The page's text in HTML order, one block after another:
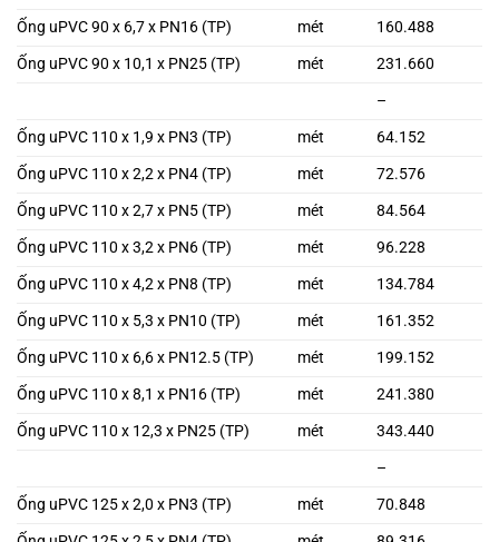
Ống uPVC 90 x 6,7 x PN16 (TP) mét 160.488
Ống uPVC 90 x 10,1 x PN25 (TP) mét 231.660
–
Ống uPVC 110 x 1,9 x PN3 (TP) mét 64.152
Ống uPVC 110 x 2,2 x PN4 (TP) mét 72.576
Ống uPVC 110 x 2,7 x PN5 (TP) mét 84.564
Ống uPVC 110 x 3,2 x PN6 (TP) mét 96.228
Ống uPVC 110 x 4,2 x PN8 (TP) mét 134.784
Ống uPVC 110 x 5,3 x PN10 (TP) mét 161.352
Ống uPVC 110 x 6,6 x PN12.5 (TP) mét 199.152
Ống uPVC 110 x 8,1 x PN16 (TP) mét 241.380
Ống uPVC 110 x 12,3 x PN25 (TP) mét 343.440
–
Ống uPVC 125 x 2,0 x PN3 (TP) mét 70.848